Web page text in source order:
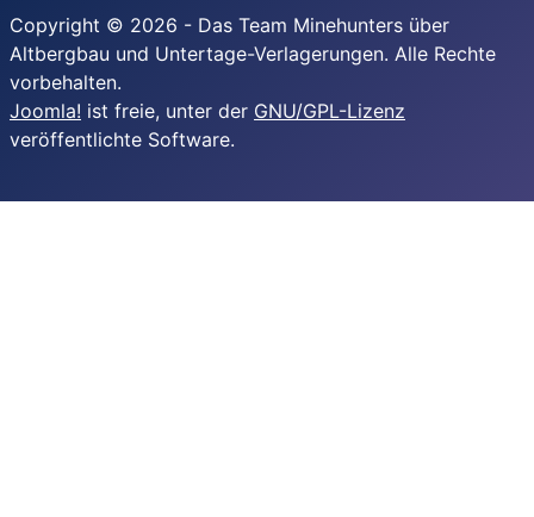
Copyright © 2026 - Das Team Minehunters über
Altbergbau und Untertage-Verlagerungen. Alle Rechte
vorbehalten.
Joomla! ist freie, unter der GNU/GPL-Lizenz
veröffentlichte Software.